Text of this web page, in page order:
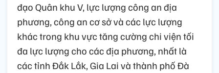
đạo Quân khu V, lực lượng công an địa
phương, công an cơ sở và các lực lượng
khác trong khu vực tăng cường chi viện tối
đa lực lượng cho các địa phương, nhất là
các tỉnh Đắk Lắk, Gia Lai và thành phố Đà